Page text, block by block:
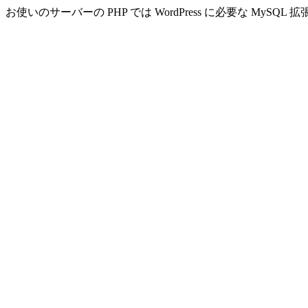
お使いのサーバーの PHP では WordPress に必要な MySQL 拡